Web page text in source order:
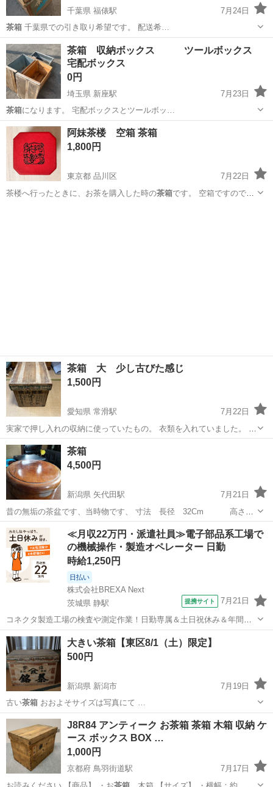
千葉県 福俵駅
7月24日
茶箱千葉県での引き取り希望です。 配送希…
千葉 東金市 福俵駅 収納家具
茶箱 収納ボックス ツールボックス
宅配ボックス
0円
埼玉県 新座駅
7月23日
茶箱になります。 宅配ボックスとツールボッ…
埼玉 新座市 新座駅 その他
阿妹茶楼 空箱 茶箱
1,800円
東京都 品川区
7月22日
茶楼へ行ったときに、お茶を購入した時の茶箱です。 空箱ですのでご
茶箱 大 少し古びた感じ
1,500円
愛知県 常滑駅
7月22日
実家で押し入れの収納に使っていたもの。 衣類を入れていました。 古
びた感じのはこれが最後の品！ 【 サイズ 】 外寸 約幅43cm×奥
愛知 常滑市 常滑駅
茶箱
4,500円
新潟県 矢代田駅
7月21日
昔の無垢の茶盆です、当時物です、 寸法 長径 32Cm 高さ
13Cmです どなたか、使ってください。
新潟 新潟市 矢代田駅 その他 茶箱
≪月収22万円・派遣社員≫電子部品系工場で
の機械操作・製造オペレーター 日勤
時給1,250円
日払い
株式会社BREXA Next
茨城県 静駅
提携サイト 7月21日
コネクタ製造工場の検査や測定作業！日勤専属＆土日祝休み＆年間休
日128日★クリーンルーム内作業★マイカー通勤OK＆無料駐車場あり
★就業先食堂利用可！日払い制度あり！《茨城県常陸大宮市》 人気の
工場のお仕事 ◇コネクタ製造工...
茨城 常陸大宮市 静駅 その他
大きい茶箱【東区8/1（土）限定】
500円
新潟県 新潟市
7月19日
古い茶箱 おおよそサイズは写真にて …
新潟 新潟市
J8R84 アンティーク お茶箱 茶箱 木箱 収納 ケ
ース ボックス BOX …
1,000円
京都府 鳥羽街道駅
7月17日